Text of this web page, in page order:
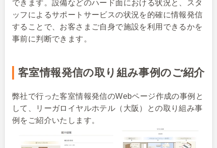
できます。設備などのハード面における状況と、スタ
ッフによるサポートサービスの状況を的確に情報発信
することで、お客さまご自身で施設を利用できるかを
事前に判断できます。
客室情報発信の取り組み事例のご紹介
弊社で行った客室情報発信のWebページ作成の事例と
して、リーガロイヤルホテル（大阪）との取り組み事
例をご紹介いたします。